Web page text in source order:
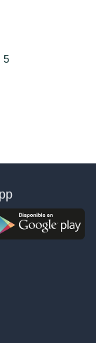
5